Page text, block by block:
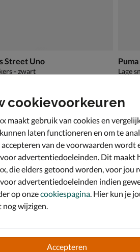
Street Uno
- zwart Lage
cookievoorkeuren
maakt gebruik van cookies en
laten functioneren en om te
van de voorwaarden wordt
advertentiedoeleinden. Dit maakt
die elders getoond worden, voor jou
advertentiedoeleinden indien
op onzecookiespagina . Hier kun je
wijzigen.
Accepteren